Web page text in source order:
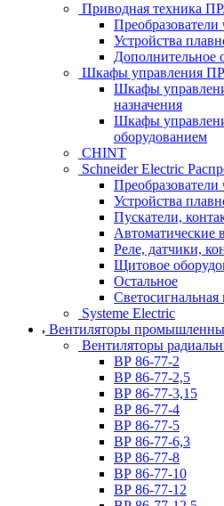
Приводная техника
Преобразователи
Устройства
Дополнительное
Шкафы управления
Шкафы
назначения
Шкафы
оборудованием
CHINT
Schneider Electric
Преобразователи
Устройства
Пускатели,
Автоматические
Реле, датчики,
Щитовое
Остальное
Systeme Electric
Вентиляторы
Вентиляторы
ВР 86-77-2
ВР 86-77-2,5
ВР 86-77-3,15
ВР 86-77-4
ВР 86-77-5
ВР 86-77-6,3
ВР 86-77-8
ВР 86-77-10
ВР 86-77-12